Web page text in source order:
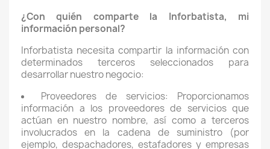
¿Con quién comparte la Inforbatista, mi
información personal?
Inforbatista necesita compartir la información con
determinados terceros seleccionados para
desarrollar nuestro negocio:
Proveedores de servicios: Proporcionamos
información a los proveedores de servicios que
actúan en nuestro nombre, así como a terceros
involucrados en la cadena de suministro (por
ejemplo, despachadores, estafadores y empresas